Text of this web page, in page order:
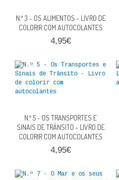
QUEM SOMOS
VER CARRINHO
CONTACTOS
N.º 3 - OS ALIMENTOS - LIVRO DE
COLORIR COM AUTOCOLANTES
4,95€
N.º 5 - OS TRANSPORTES E
SINAIS DE TRÂNSITO - LIVRO DE
COLORIR COM AUTOCOLANTES
4,95€